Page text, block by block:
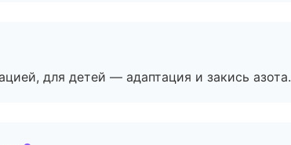
для детей — адаптация и закись азота.